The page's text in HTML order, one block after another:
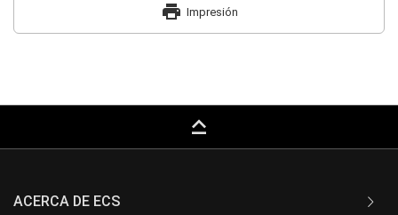
print Impresión
keyboard_capslock
ACERCA DE ECS